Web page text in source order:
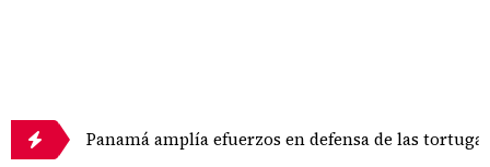
Panamá amplía efuerzos en defensa de las tortugas marinas